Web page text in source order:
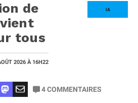
IA
de
tous
2026 À 16H22
4COMMENTAIRES